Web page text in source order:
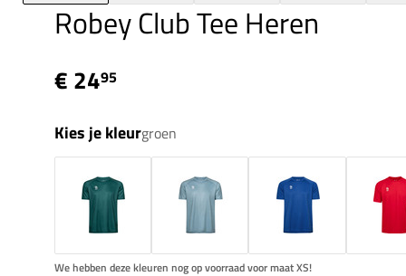
Robey Club Tee Heren
€ 2495
Kies je kleurgroen
We hebben deze kleuren nog op voorraad voor maat XS!